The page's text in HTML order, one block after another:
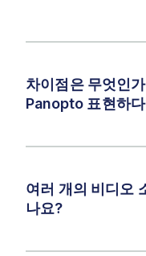
차이점은 무엇인
Panopto 표현하
여러 개의 비디오
나요?